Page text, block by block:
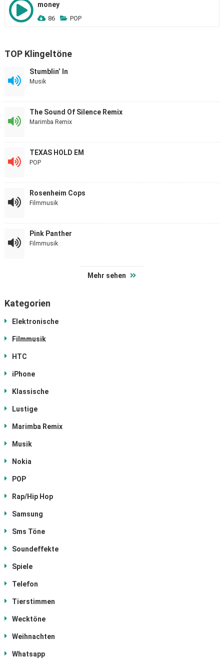
money
86 POP
TOP Klingeltöne
Stumblin’ In
Musik
The Sound Of Silence Remix
Marimba Remix
TEXAS HOLD EM
POP
Rosenheim Cops
Filmmusik
Pink Panther
Filmmusik
Mehr sehen
Kategorien
Elektronische
Filmmusik
HTC
iPhone
Klassische
Lustige
Marimba Remix
Musik
Nokia
POP
Rap/Hip Hop
Samsung
Sms Töne
Soundeffekte
Spiele
Telefon
Tierstimmen
Wecktöne
Weihnachten
Whatsapp